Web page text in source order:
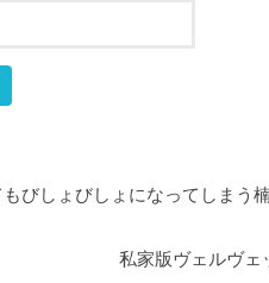
びしょびしょになってしまう
私家版ヴェルヴェ